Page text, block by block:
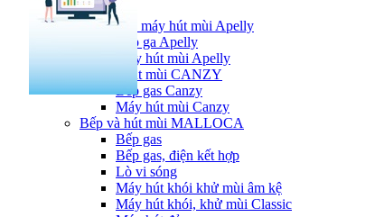
Thiết bị nhà bếp
Bếp ga và máy hút mùi Apelly
Bếp ga Apelly
Máy hút mùi Apelly
Bếp và hút mùi CANZY
Bếp gas Canzy
Máy hút mùi Canzy
Bếp và hút mùi MALLOCA
Bếp gas
Bếp gas, điện kết hợp
Lò vi sóng
Máy hút khói khử mùi âm kệ
Máy hút khói, khử mùi Classic